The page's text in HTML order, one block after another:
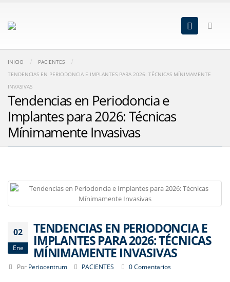
INICIO
PACIENTES
TENDENCIAS EN PERIODONCIA E IMPLANTES PARA 2026: TÉCNICAS MÍNIMAMENTE
INVASIVAS
Tendencias en Periodoncia e
Implantes para 2026: Técnicas
Mínimamente Invasivas
02
Ene
TENDENCIAS EN PERIODONCIA E
IMPLANTES PARA 2026: TÉCNICAS
MÍNIMAMENTE INVASIVAS
Por Periocentrum PACIENTES 0 Comentarios